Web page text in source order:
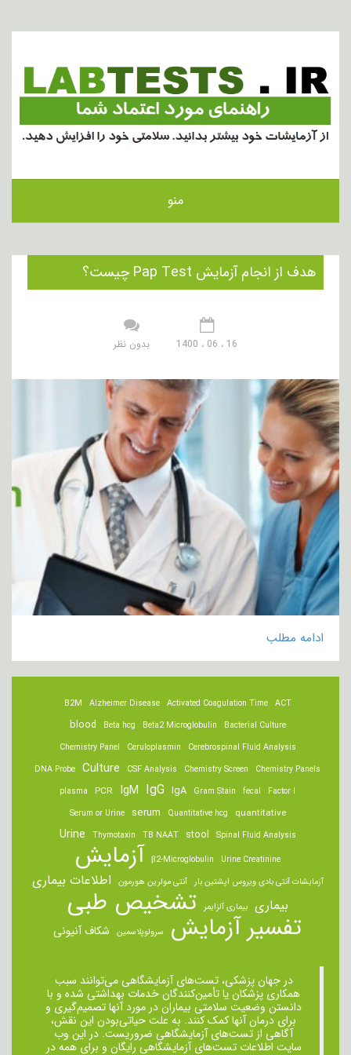
منو
هدف از انجام آزمایش Pap Test چیست؟
16 ، 06 ، 1400 بدون نظر
ادامه مطلب
ACT
Activated Coagulation Time
Alzheimer Disease
B2M
Bacterial Culture
Beta2 Microglobulin
Beta hcg
blood
Cerebrospinal Fluid Analysis
Ceruloplasmin
Chemistry Panel
Chemistry Panels
Chemistry Screen
CSF Analysis
Culture
DNA Probe
Factor I
fecal
Gram Stain
IgA
IgG
IgM
PCR
plasma
quantitative
Quantitative hcg
serum
Serum or Urine
Spinal Fluid Analysis
stool
TB NAAT
Thymotaxin
Urine
Urine Creatinine
β2-Microglobulin آزمایش
آزمایشات آنتی بادی ویروس اپشتین بار آنتی مولرین هورمون اطلاعات بیماری
بیماری بیماری آلزایمر تشخیص طبی
تفسیر آزمایش سرولوپلاسمین شکاف آنیونی
در جهان پزشکی، تست‌های آزمایشگاهی می‌توانند سبب
همکاری پزشکان یا تأمین‌کنندگان خدمات بهداشتی شده و با
دانستن وضعیت سلامتی بیماران در مورد آنها تصمیم‌گیری و
برای درمان ‌آنها کمک کنند. به علت حیاتی‌بودن این نقش،
آگاهی از تست‌های آزمایشگاهی ضروریست. در این وب
سایت اطلاعات تست‌های آزمایشگاهی رایگان و برای همه در